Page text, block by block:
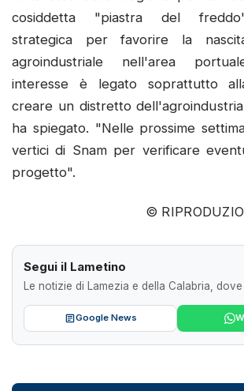
cosiddetta "piastra del
strategica per favorire la
agroindustriale nell'area
interesse è legato soprattutto
creare un distretto
ha spiegato. "Nelle prossime
vertici di Snam per verificare
progetto".
©
Segui il Lametino
Le notizie di Lamezia e della Calabria,
Google News